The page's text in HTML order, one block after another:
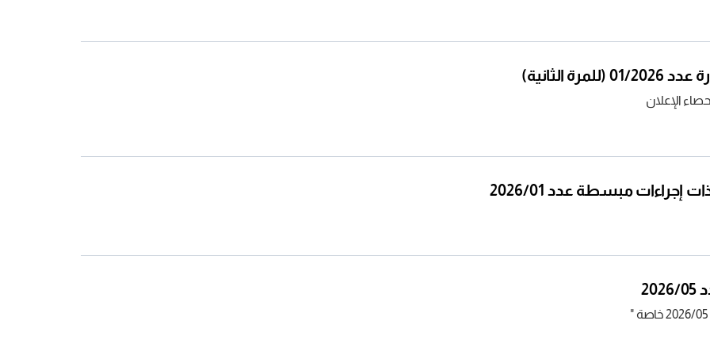
الثانية)
الإعلان
مبسطة عدد 2026/01